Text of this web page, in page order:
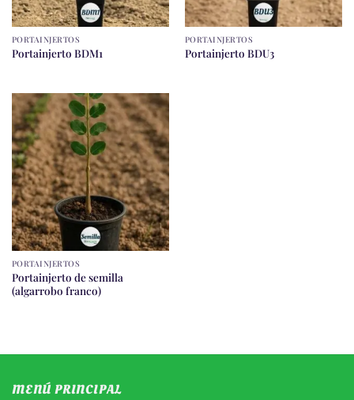
PORTAINJERTOS
Portainjerto BDM1
PORTAINJERTOS
Portainjerto BDU3
PORTAINJERTOS
Portainjerto de semilla
(algarrobo franco)
MENÚ PRINCIPAL